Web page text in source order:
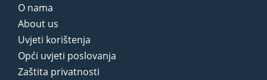
O nama
About us
Uvjeti korištenja
Opći uvjeti poslovanja
Zaštita privatnosti